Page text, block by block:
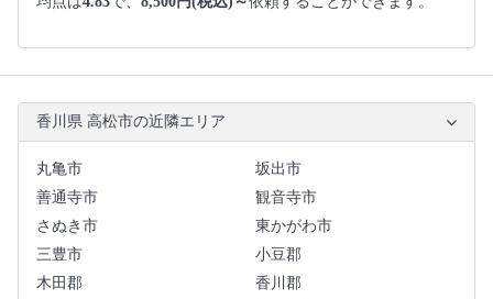
香川県 高松市の近隣エリア
丸亀市
坂出市
善通寺市
観音寺市
さぬき市
東かがわ市
三豊市
小豆郡
木田郡
香川郡